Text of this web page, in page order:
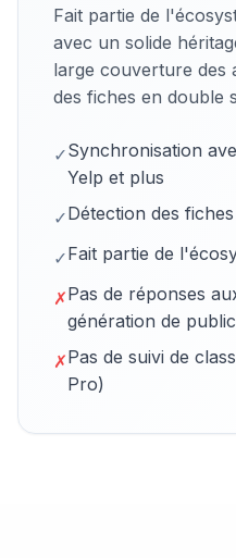
Fait partie de
avec un solide
large couverture des
des fiches en double
✓Synchronisation
Yelp et plus
✓Détection des
✓Fait partie de
✗Pas de réponses
génération de
✗Pas de suivi de
Pro)